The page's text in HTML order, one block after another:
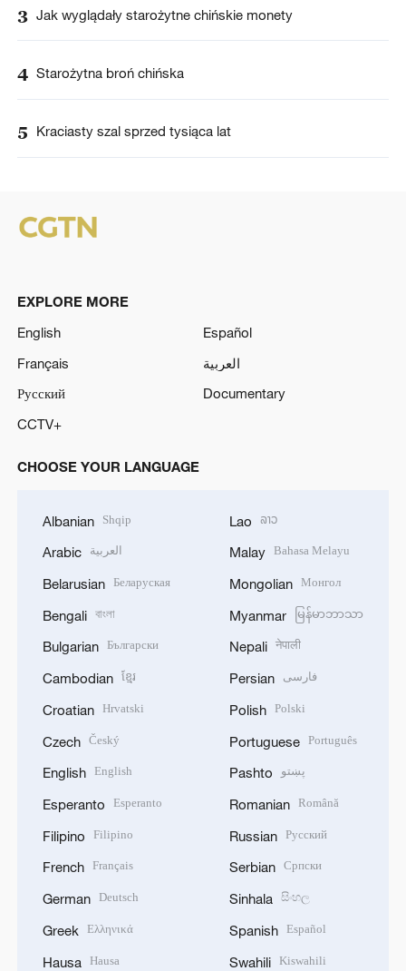
3 Jak wyglądały starożytne chińskie monety
4 Starożytna broń chińska
5 Kraciasty szal sprzed tysiąca lat
EXPLORE MORE
English
Español
Français
العربية
Русский
Documentary
CCTV+
CHOOSE YOUR LANGUAGE
Albanian Shqip
Arabic العربية
Belarusian Беларуская
Bengali বাংলা
Bulgarian Български
Cambodian ខ្មែរ
Croatian Hrvatski
Czech Český
English English
Esperanto Esperanto
Filipino Filipino
French Français
German Deutsch
Greek Ελληνικά
Hausa Hausa
Lao ລາວ
Malay Bahasa Melayu
Mongolian Монгол
Myanmar မြန်မာဘာသာ
Nepali नेपाली
Persian فارسی
Polish Polski
Portuguese Português
Pashto پښتو
Romanian Română
Russian Русский
Serbian Српски
Sinhala සිංහල
Spanish Español
Swahili Kiswahili